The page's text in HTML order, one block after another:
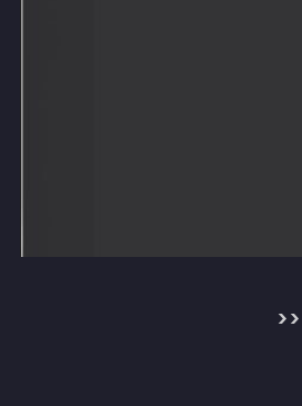
>>